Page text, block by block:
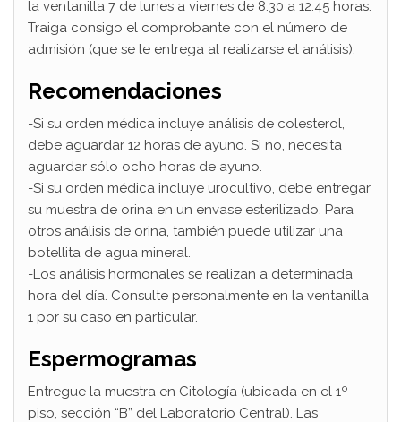
la ventanilla 7 de lunes a viernes de 8.30 a 12.45 horas.
Traiga consigo el comprobante con el número de
admisión (que se le entrega al realizarse el análisis).
Recomendaciones
-Si su orden médica incluye análisis de colesterol,
debe aguardar 12 horas de ayuno. Si no, necesita
aguardar sólo ocho horas de ayuno.
-Si su orden médica incluye urocultivo, debe entregar
su muestra de orina en un envase esterilizado. Para
otros análisis de orina, también puede utilizar una
botellita de agua mineral.
-Los análisis hormonales se realizan a determinada
hora del día. Consulte personalmente en la ventanilla
1 por su caso en particular.
Espermogramas
Entregue la muestra en Citología (ubicada en el 1º
piso, sección “B” del Laboratorio Central). Las